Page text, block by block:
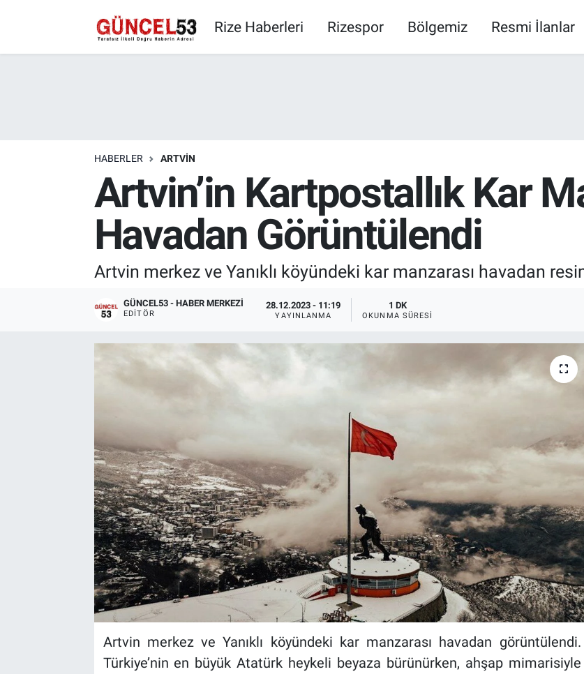
Rize Haberleri Rizespor Bölgemiz Resmi İlanlar
HABERLER ARTVIN
Artvin’in Kartpostallık Kar
Havadan Görüntülendi
Artvin merkez ve Yanıklı köyündeki kar manzarası havadan
GÜNCEL53 - HABER MERKEZI
EDITÖR
28.12.2023 - 11:19
YAYINLANMA
1 DK
OKUNMA SÜRESI
Artvin merkez ve Yanıklı köyündeki kar manzarası havadan görüntülendi.
Türkiye’nin en büyük Atatürk heykeli beyaza bürünürken, ahşap mimarisiyle